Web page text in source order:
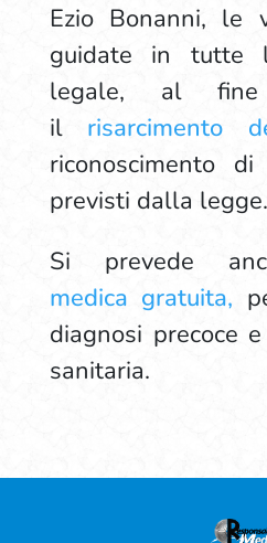
Ezio Bonanni, le
guidate in tutte
legale, al
il risarcimento
riconoscimento
previsti dalla legge.
Si prevede
medica gratuita,
diagnosi precoce
sanitaria.